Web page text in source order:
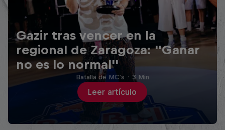
Gazir tras vencer en la
regional de Zaragoza: ''Ganar
no es lo normal''
Leer artículo
Batalla de MC's · 3 Min